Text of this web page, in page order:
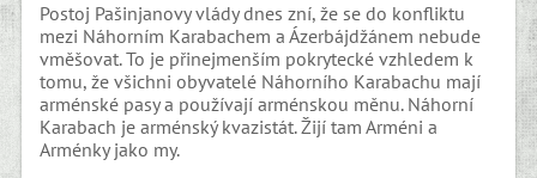
Postoj Pašinjanovy vlády dnes zní, že se do konfliktu
mezi Náhorním Karabachem a Ázerbájdžánem nebude
vměšovat. To je přinejmenším pokrytecké vzhledem k
tomu, že všichni obyvatelé Náhorního Karabachu mají
arménské pasy a používají arménskou měnu. Náhorní
Karabach je arménský kvazistát. Žijí tam Arméni a
Arménky jako my.